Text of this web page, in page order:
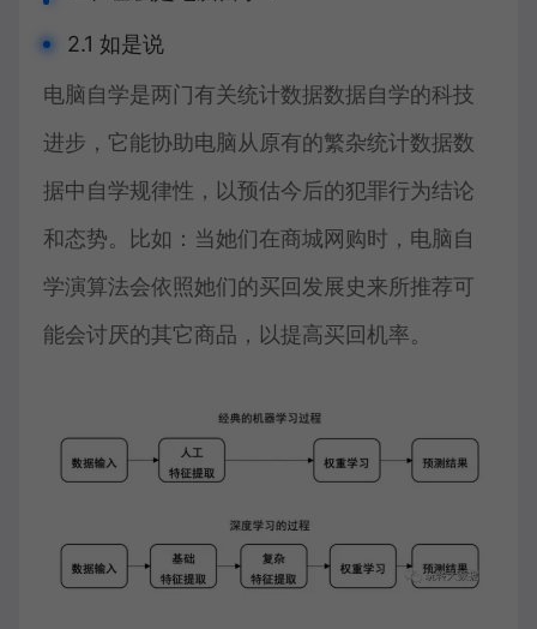
2.1 如是说
电脑自学是两门有关统计数据数据自学的科技
进步，它能协助电脑从原有的繁杂统计数据数
据中自学规律性，以预估今后的犯罪行为结论
和态势。比如：当她们在商城网购时，电脑自
学演算法会依照她们的买回发展史来所推荐可
能会讨厌的其它商品，以提高买回机率。